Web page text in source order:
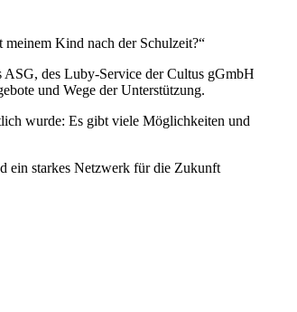
Kind nach der Schulzeit?“
ASG, des Luby-Service der Cultus gGmbH
und Wege der Unterstützung.
wurde: Es gibt viele Möglichkeiten und
ein starkes Netzwerk für die Zukunft